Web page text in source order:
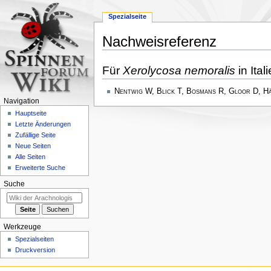
Nachweisreferenz
Navigation
springen
Suche
springen
Für Xerolycosa nemoralis in
Nentwig W, Blick T, Bosmans R, Gloor D,
Spezialseite
Navigation
Hauptseite
Letzte Änderungen
Zufällige Seite
Neue Seiten
Alle Seiten
Erweiterte Suche
Suche
Werkzeuge
Spezialseiten
Druckversion